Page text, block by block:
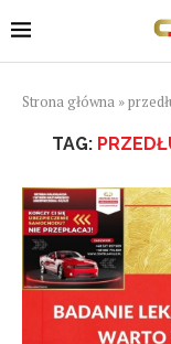
Strona główna »
TAG: